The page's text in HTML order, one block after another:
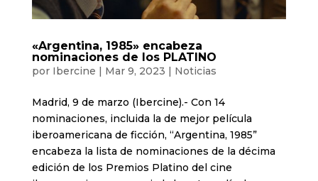
«Argentina, 1985» encabeza
nominaciones de los PLATINO
por Ibercine | Mar 9, 2023 | Noticias
Madrid, 9 de marzo (Ibercine).- Con 14
nominaciones, incluida la de mejor película
iberoamericana de ficción, “Argentina, 1985”
encabeza la lista de nominaciones de la décima
edición de los Premios Platino del cine